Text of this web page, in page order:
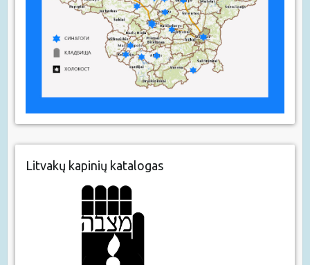
Litvakų kapinių katalogas